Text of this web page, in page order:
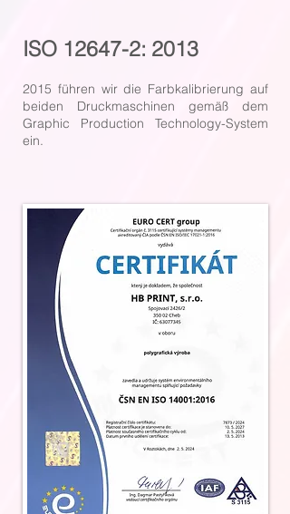
ISO 12647-2: 2013
2015 führen wir die Farbkalibrierung auf
beiden Druckmaschinen gemäß dem
Graphic Production Technology-System
ein.